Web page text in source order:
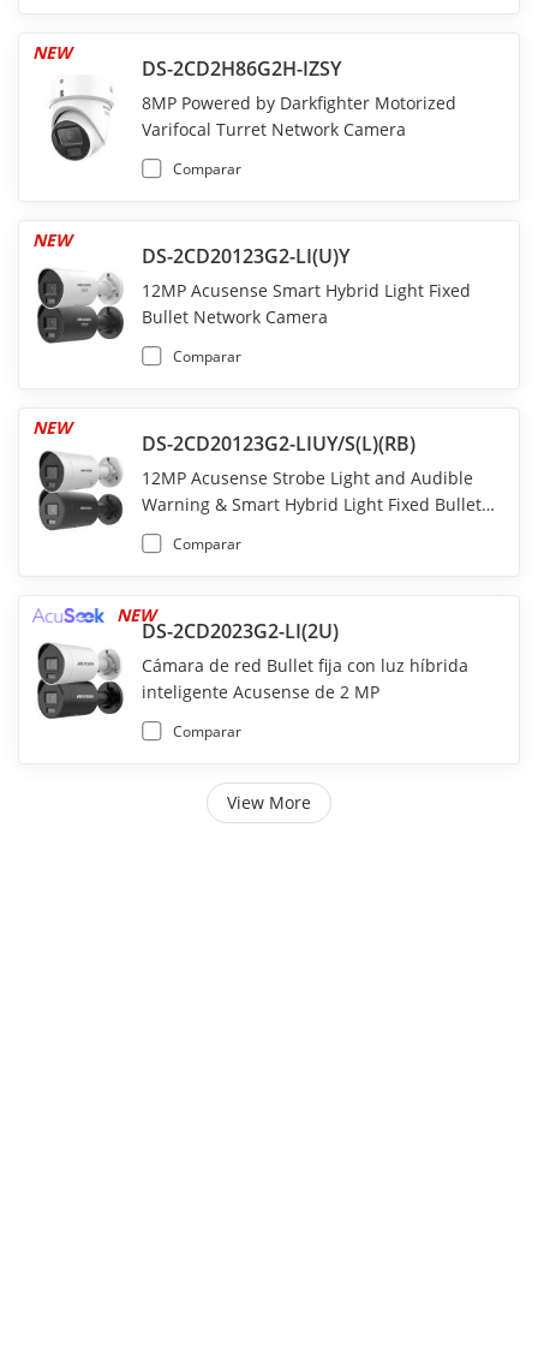
DS-2CD2H86G2H-IZSY
NEW
8MP Powered by Darkfighter Motorized
Varifocal Turret Network Camera
Comparar
DS-2CD20123G2-LI(U)Y
NEW
12MP Acusense Smart Hybrid Light Fixed
Bullet Network Camera
Comparar
DS-2CD20123G2-LIUY/S(L)(RB)
NEW
12MP Acusense Strobe Light and Audible
Warning & Smart Hybrid Light Fixed Bullet
Network Camera
Comparar
DS-2CD2023G2-LI(2U)
NEW
Cámara de red Bullet fija con luz híbrida
inteligente Acusense de 2 MP
Comparar
View More